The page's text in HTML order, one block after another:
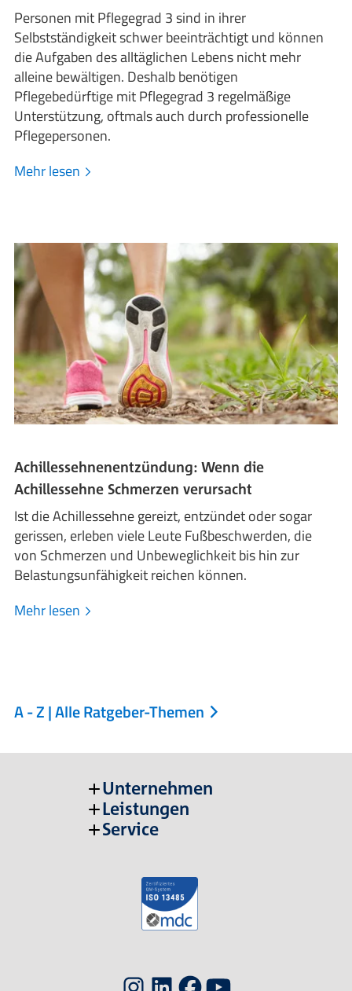
Personen mit Pflegegrad 3 sind in ihrer
Selbstständigkeit schwer beeinträchtigt und können
die Aufgaben des alltäglichen Lebens nicht mehr
alleine bewältigen. Deshalb benötigen
Pflegebedürftige mit Pflegegrad 3 regelmäßige
Unterstützung, oftmals auch durch professionelle
Pflegepersonen.
Mehr lesen
Achillessehnenentzündung: Wenn die
Achillessehne Schmerzen verursacht
Ist die Achillessehne gereizt, entzündet oder sogar
gerissen, erleben viele Leute Fußbeschwerden, die
von Schmerzen und Unbeweglichkeit bis hin zur
Belastungsunfähigkeit reichen können.
Mehr lesen
A - Z | Alle Ratgeber-Themen
Unternehmen
Leistungen
Service